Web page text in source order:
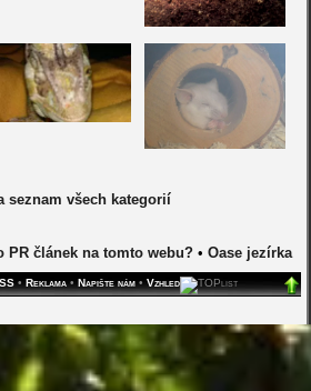
seznam všech kategorií
PR článek na tomto webu?• Oase jezírka
• Reklama• Napište nám• Vzhled